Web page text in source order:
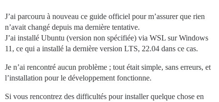
J’ai parcouru à nouveau ce guide officiel pour m’assurer que rien
n’avait changé depuis ma dernière tentative.
J’ai installé Ubuntu (version non spécifiée) via WSL sur Windows
11, ce qui a installé la dernière version LTS, 22.04 dans ce cas.
Je n’ai rencontré aucun problème ; tout était simple, sans erreurs, et
l’installation pour le développement fonctionne.
Si vous rencontrez des difficultés pour installer quelque chose en